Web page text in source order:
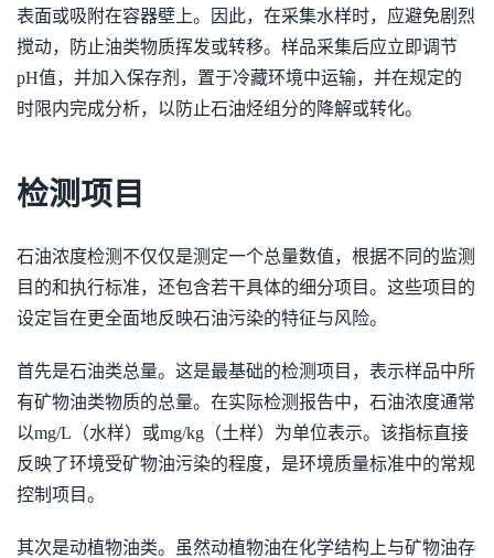
表面或吸附在容器壁上。因此，在采集水样时，应避免剧烈
搅动，防止油类物质挥发或转移。样品采集后应立即调节
pH值，并加入保存剂，置于冷藏环境中运输，并在规定的
时限内完成分析，以防止石油烃组分的降解或转化。
检测项目
石油浓度检测不仅仅是测定一个总量数值，根据不同的监测
目的和执行标准，还包含若干具体的细分项目。这些项目的
设定旨在更全面地反映石油污染的特征与风险。
首先是石油类总量。这是最基础的检测项目，表示样品中所
有矿物油类物质的总量。在实际检测报告中，石油浓度通常
以mg/L（水样）或mg/kg（土样）为单位表示。该指标直接
反映了环境受矿物油污染的程度，是环境质量标准中的常规
控制项目。
其次是动植物油类。虽然动植物油在化学结构上与矿物油存